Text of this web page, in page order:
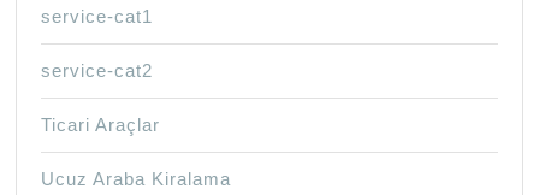
service-cat1
service-cat2
Ticari Araçlar
Ucuz Araba Kiralama